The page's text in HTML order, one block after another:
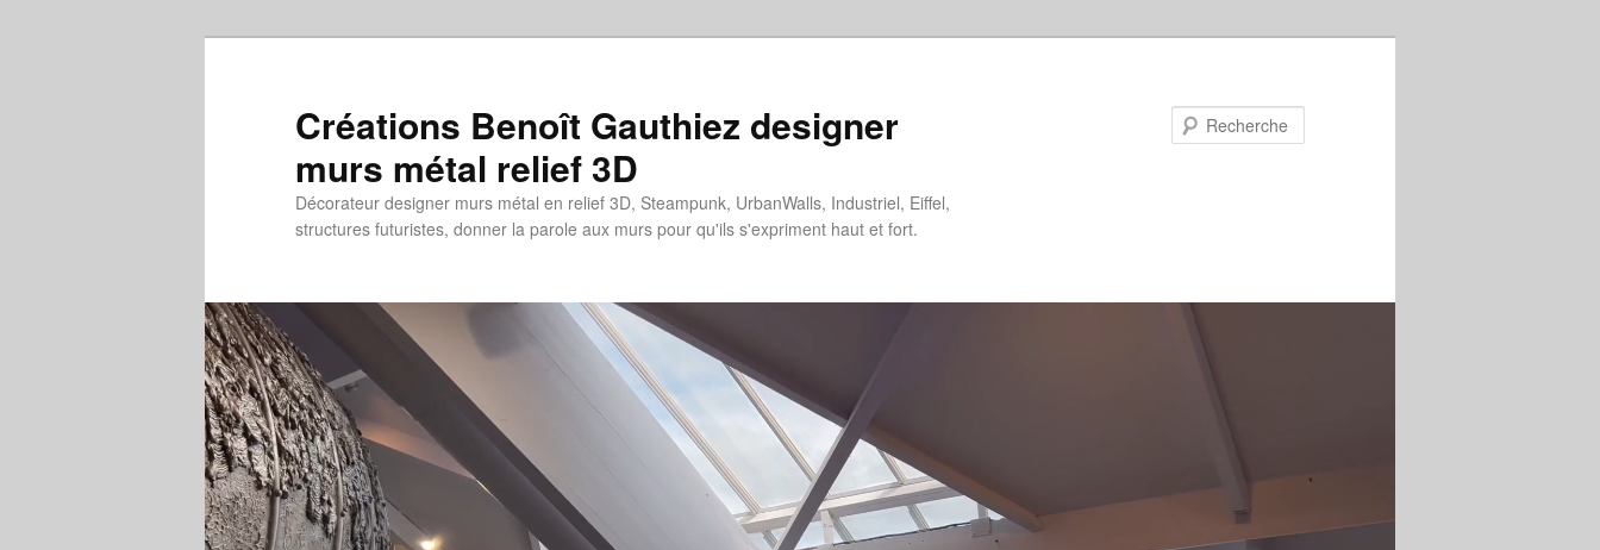
Créations Benoît Gauthiez designer
murs métal relief 3D
Décorateur designer murs métal en relief 3D, Steampunk, UrbanWalls, Industriel, Eiffel,
structures futuristes, donner la parole aux murs pour qu'ils s'expriment haut et fort.